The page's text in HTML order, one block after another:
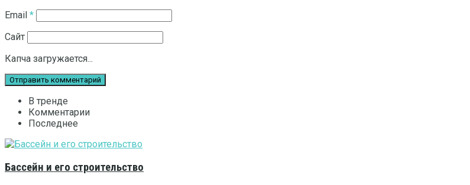
Email *
Сайт
Капча загружается...
В тренде
Комментарии
Последнее
Бассейн и его строительство